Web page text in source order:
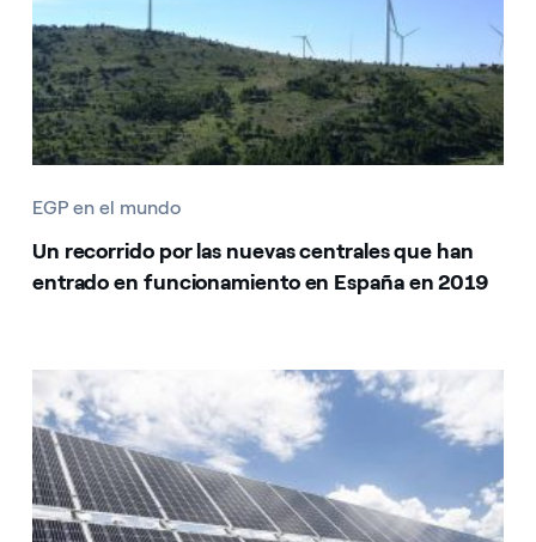
EGP en el mundo
Un recorrido por las nuevas centrales que han
entrado en funcionamiento en España en 2019